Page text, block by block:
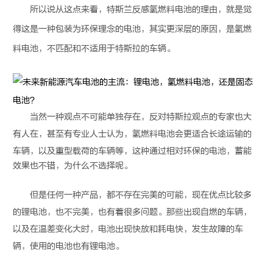
所以说从这点来看，特斯兰反感氢燃料电池的理由，就是觉
得这是一种包装为环保理念的电池，其实更深层的原因，是氢燃
料电池，不匹配和不适用于特斯拉的车辆。
当然一种观点不可能单独存在，反对特斯拉观点的专家也大
有人在，甚至有专业人士认为，氢燃料电池会更适合长途运输的
车辆，以及重型载荷的车辆等，这种通过相对环保的电池，蓄能
效果也不错，为什么不选择呢。
但是任何一种产品，都不存在完美的可能，现在优点比较多
的锂电池，也不完美，也有着很多问题。那些出现自燃的车辆，
以及在温差变化大时，电池出现快放和耗电快，发生故障的车
辆，使用的电池也有锂电池。